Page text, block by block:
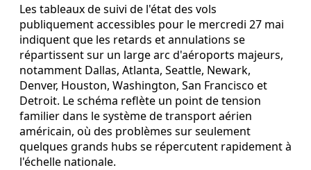
Les tableaux de suivi de l'état des vols
publiquement accessibles pour le mercredi 27 mai
indiquent que les retards et annulations se
répartissent sur un large arc d'aéroports majeurs,
notamment Dallas, Atlanta, Seattle, Newark,
Denver, Houston, Washington, San Francisco et
Detroit. Le schéma reflète un point de tension
familier dans le système de transport aérien
américain, où des problèmes sur seulement
quelques grands hubs se répercutent rapidement à
l'échelle nationale.